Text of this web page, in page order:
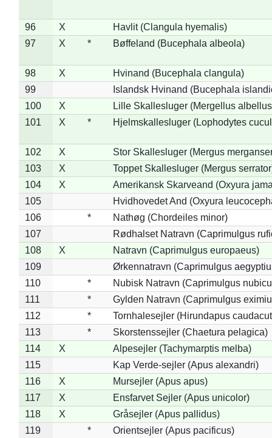
96 X
Havlit (Clangula hyemalis)
97
X * Bøffeland (Bucephala albeola)
98 X
Hvinand (Bucephala clangula)
99
Islandsk Hvinand (Bucephala
100
X
Lille Skallesluger (Mergellus
101
X * Hjelmskallesluger (Lophodytes
102 X
Stor Skallesluger (Mergus
103
X
Toppet Skallesluger (Mergus
104
X
Amerikansk Skarveand (Oxyura
105
Hvidhovedet And (Oxyura
106
*
Nathøg (Chordeiles minor)
107
Rødhalset Natravn (Caprimulgus
108
X
Natravn (Caprimulgus europaeus)
109
Ørkennatravn (Caprimulgus
110
*
Nubisk Natravn (Caprimulgus
111
*
Gylden Natravn (Caprimulgus
112
*
Tornhalesejler (Hirundapus
113
*
Skorstenssejler (Chaetura pelagica)
114
X
Alpesejler (Tachymarptis melba)
115
Kap Verde-sejler (Apus alexandri)
116
X
Mursejler (Apus apus)
117
X
Ensfarvet Sejler (Apus unicolor)
118
X
Gråsejler (Apus pallidus)
119
*
Orientsejler (Apus pacificus)